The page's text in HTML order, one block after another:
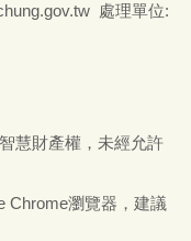
處理單位:
慧財產權，未經允許
Chrome瀏覽器，建議